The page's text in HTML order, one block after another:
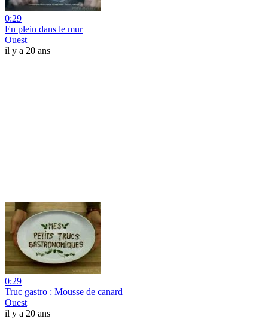
0:29
En plein dans le mur
Ouest
il y a 20 ans
0:29
Truc gastro : Mousse de canard
Ouest
il y a 20 ans